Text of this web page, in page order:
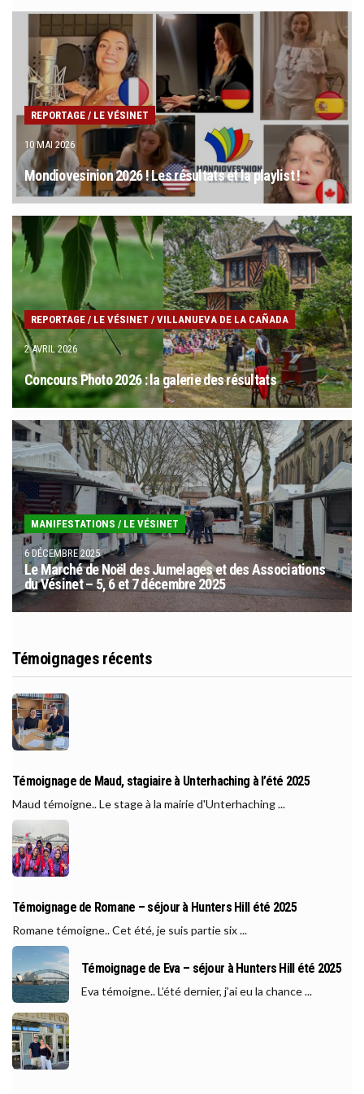
s
REPORTAGE / LE VÉSINET
10 MAI 2026
Mondiovesinion 2026 ! Les résultats et la playlist !
REPORTAGE / LE VÉSINET / VILLANUEVA DE LA CAÑADA
2 AVRIL 2026
Concours Photo 2026 : la galerie des résultats
MANIFESTATIONS / LE VÉSINET
6 DÉCEMBRE 2025
Le Marché de Noël des Jumelages et des Associations
du Vésinet – 5, 6 et 7 décembre 2025
Témoignages récents
Témoignage de Maud, stagiaire à Unterhaching à l’été 2025
Maud témoigne.. Le stage à la mairie d'Unterhaching ...
Témoignage de Romane – séjour à Hunters Hill été 2025
Romane témoigne.. Cet été, je suis partie six ...
Témoignage de Eva – séjour à Hunters Hill été 2025
Eva témoigne.. L’été dernier, j’ai eu la chance ...